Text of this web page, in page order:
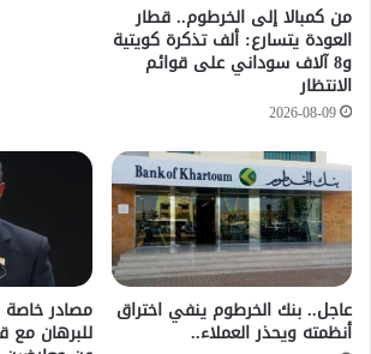
من كمبالا إلى الخرطوم.. قطار
العودة يتسارع: ألف تذكرة كويتية
و8 آلاف سوداني على قوائم
الانتظار
2026-08-09
عاجل.. بنك الخرطوم ينفي اختراق
أنظمته ويحذر العملاء..
مصادر خاصة
للبرهان مع